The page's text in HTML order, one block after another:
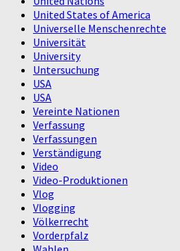
United States of America
Universelle Menschenrechte
Universität
University
Untersuchung
USA
USA
Vereinte Nationen
Verfassung
Verfassungen
Verständigung
Video
Video-Produktionen
Vlog
Vlogging
Völkerrecht
Vorderpfalz